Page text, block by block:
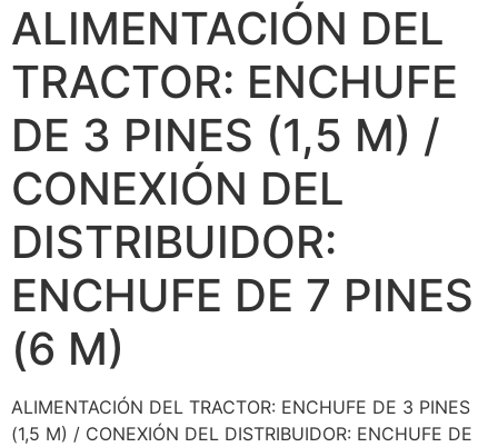
ALIMENTACIÓN DEL
TRACTOR: ENCHUFE
DE 3 PINES (1,5 M) /
CONEXIÓN DEL
DISTRIBUIDOR:
ENCHUFE DE 7 PINES
(6 M)
ALIMENTACIÓN DEL TRACTOR: ENCHUFE DE 3 PINES
(1,5 M) / CONEXIÓN DEL DISTRIBUIDOR: ENCHUFE DE